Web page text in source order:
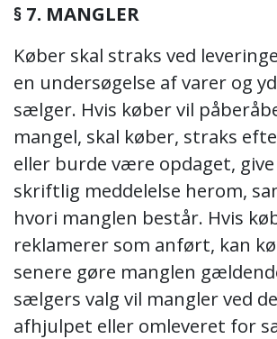
§ 7. MANGLER
Køber skal straks ved
en undersøgelse af varer og
sælger. Hvis køber vil
mangel, skal køber, straks
eller burde være opdaget,
skriftlig meddelelse herom,
hvori manglen består. Hvis
reklamerer som anført, kan
senere gøre manglen
sælgers valg vil mangler ved
afhjulpet eller omleveret for